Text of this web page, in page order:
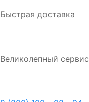
Быстрая доставка
Великолепный сервис